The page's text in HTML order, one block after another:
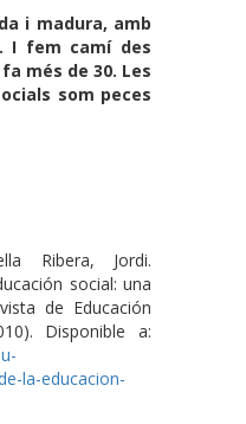
i madura, amb
I fem camí des
més de 30. Les
som peces
Ribera, Jordi.
social: una
de Educación
Disponible a:
la-educacion-